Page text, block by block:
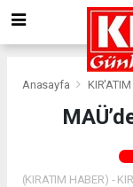
Anasayfa
(KIRATIM HABER) -